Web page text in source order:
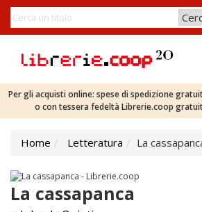
Per gli acquisti online: spese di spedizione
o con tessera fedeltà Librerie.coop
Home Letteratura La
La cassapanca